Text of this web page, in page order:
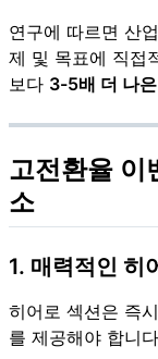
연구에 따르면 산
제 및 목표에 직접
보다 3-5배 더 나
고전환율 이
소
1. 매력적인 히
히어로 섹션은 즉
를 제공해야 합니